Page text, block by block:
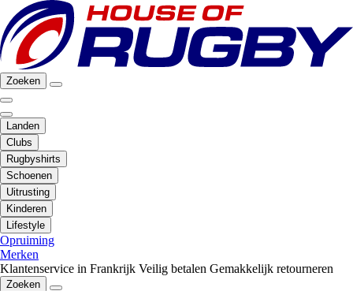
Zoeken
Landen
Clubs
Rugbyshirts
Schoenen
Uitrusting
Kinderen
Lifestyle
Opruiming
Merken
Klantenservice in Frankrijk Veilig betalen Gemakkelijk retourneren
Zoeken